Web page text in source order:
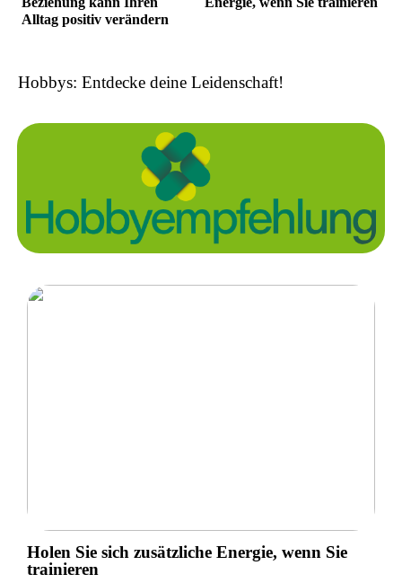
Alltag positiv verändern
Hobbys: Entdecke deine Leidenschaft!
Holen Sie sich zusätzliche Energie, wenn Sie
trainieren